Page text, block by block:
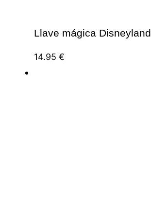
Llave mágica Disneyland
14.95 €